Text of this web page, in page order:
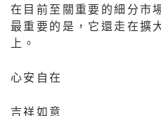
在目前至關重要的細分市
最重要的是，它還走在擴
上。
⼼安⾃在
吉祥如意